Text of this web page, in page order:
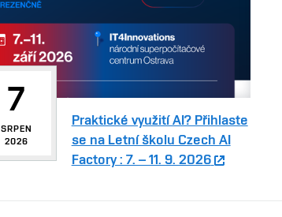
7
SRPEN
2026
Praktické využití AI? Přihlaste
se na Letní školu Czech AI
Factory : 7. – 11. 9. 2026